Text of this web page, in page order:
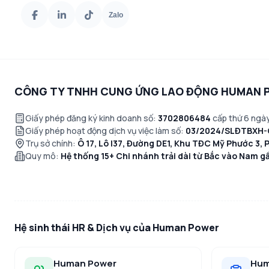
KCN Đông Sơn
KCN DEEP C 2A
KCN Tiên Lãng
KCN Đồng An II
KCN Đông Thạch
KCN Tân Bình, Vĩnh Tân
Zalo
CÔNG TY TNHH CUNG ỨNG LAO ĐỘNG HUMAN
Giấy phép đăng ký kinh doanh số: 3702806484 cấp thứ 6
Giấy phép hoạt động dịch vụ việc làm số: 03/2024/SLĐTBXH-
Trụ sở chính: Ô 17, Lô I37, Đường DE1, Khu TĐC Mỹ Phước
Quy mô: Hệ thống 15+ Chi nhánh trải dài từ Bắc vào Nam
Hệ sinh thái HR & Dịch vụ của Human Power
Human Power